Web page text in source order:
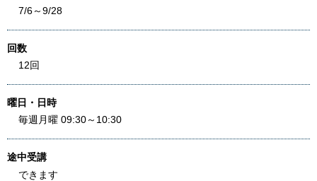
7/6～9/28
回数
12回
曜日・日時
毎週月曜 09:30～10:30
途中受講
できます